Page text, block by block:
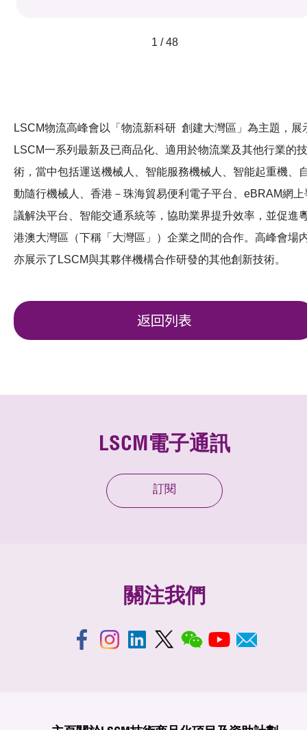
1 / 48
LSCM物流高峰會以「物流新科研 創建大灣區」為主題，展
LSCM一系列最新及已商品化、適用於物流業及其他行業的技
術，當中包括運送機械人、智能服務機械人、智能起重機、
動隨行機械人、香港－珠海貿易便利電子平台、eBRAM網上
議解決平台、智能交通系統等，協助業界提升效率，並促進
港澳大灣區（下稱「大灣區」）企業之間的合作。高峰會場
亦展示了LSCM與其夥伴機構合作研發的其他創新技術。
返回列表
LSCM電子通訊
訂閱
關注我們